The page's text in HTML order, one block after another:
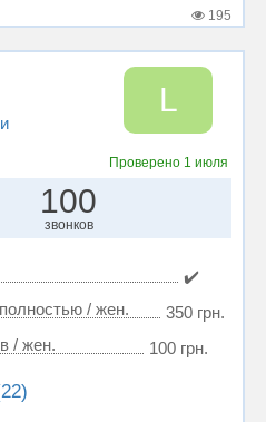
195
L
Проверено 1 июля
100
звонков
✔️
/ жен.
350 грн.
/ жен.
100 грн.